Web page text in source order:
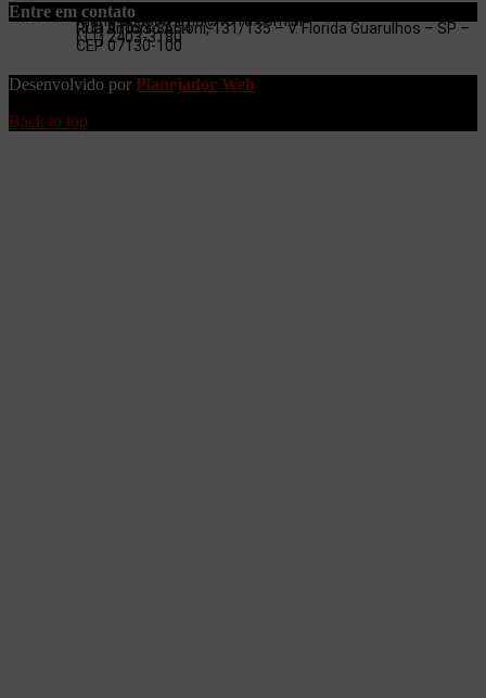
Entre em contato
Rua Antonio Artoni, 131/135 – V. Florida Guarulhos – SP –
CEP 07130-100
(11) 2403-3180
(11) 97053-3654
maria.pessoa.lima@terra.com.br
Desenvolvido por Planejador Web
Back to top